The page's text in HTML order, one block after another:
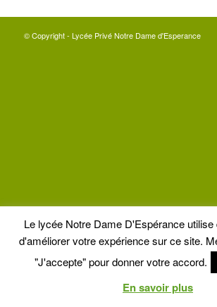
© Copyright - Lycée Privé Notre Dame d'Esperance
Le lycée Notre Dame D'Espérance
d'améliorer votre expérience sur ce site.
"J'accepte" pour donner votre accord.
En savoir plus